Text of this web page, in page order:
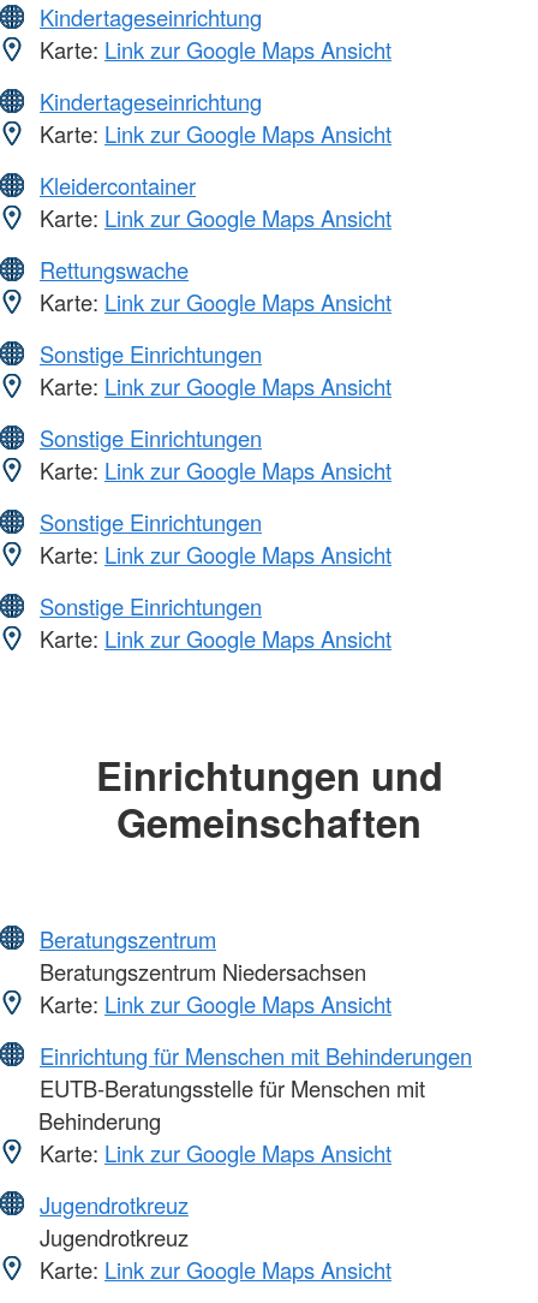
Kindertageseinrichtung
Karte: Link zur Google Maps Ansicht
Kindertageseinrichtung
Karte: Link zur Google Maps Ansicht
Kleidercontainer
Karte: Link zur Google Maps Ansicht
Rettungswache
Karte: Link zur Google Maps Ansicht
Sonstige Einrichtungen
Karte: Link zur Google Maps Ansicht
Sonstige Einrichtungen
Karte: Link zur Google Maps Ansicht
Sonstige Einrichtungen
Karte: Link zur Google Maps Ansicht
Sonstige Einrichtungen
Karte: Link zur Google Maps Ansicht
Einrichtungen und
Gemeinschaften
Beratungszentrum
Beratungszentrum Niedersachsen
Karte: Link zur Google Maps Ansicht
Einrichtung für Menschen mit Behinderungen
EUTB-Beratungsstelle für Menschen mit
Behinderung
Karte: Link zur Google Maps Ansicht
Jugendrotkreuz
Jugendrotkreuz
Karte: Link zur Google Maps Ansicht